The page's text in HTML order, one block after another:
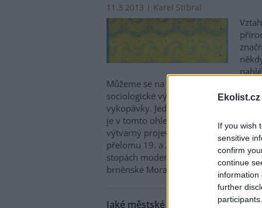
Ekolist.cz
If you wish
sensitive
confirm
continue
information
further
11.3.2013 | Karel Stibral
Můžeme se na ně dívat skrze
sociologické výzkumy, ale třeba i
vykopávky. Jednou z oblastí, kterou je
je v tomto ohledu umění. Přiblížit
výtvarný projev - ornamenty jako
přelomu 19. a 20. století - se pokouší
stopách moderny. Tiché revoluce
brněnské Moravské galerii.
Jaké městské prostředí je